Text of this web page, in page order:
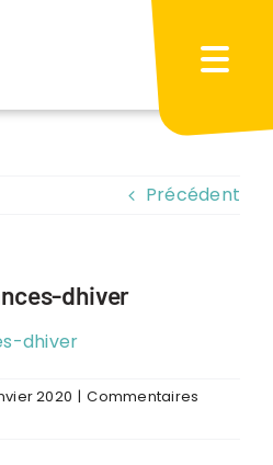
Précédent
dhiver
dhiver
2020 | Commentaires